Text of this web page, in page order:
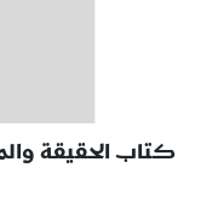
كتاب الحقيقة